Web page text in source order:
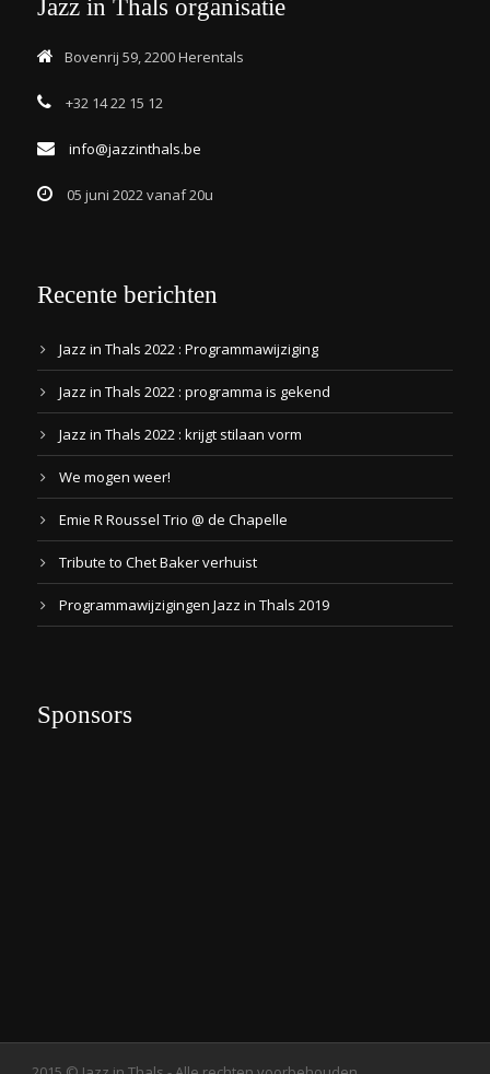
Jazz in Thals organisatie
Bovenrij 59, 2200 Herentals
+32 14 22 15 12
info@jazzinthals.be
05 juni 2022 vanaf 20u
Recente berichten
Jazz in Thals 2022 : Programmawijziging
Jazz in Thals 2022 : programma is gekend
Jazz in Thals 2022 : krijgt stilaan vorm
We mogen weer!
Emie R Roussel Trio @ de Chapelle
Tribute to Chet Baker verhuist
Programmawijzigingen Jazz in Thals 2019
Sponsors